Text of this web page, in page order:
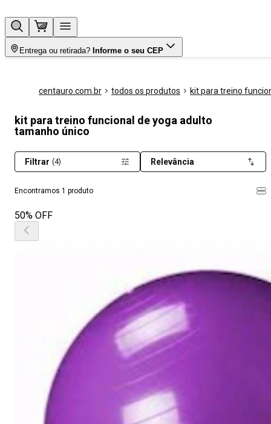
Entrega ou retirada? Informe o seu CEP
centauro.com.br todos os produtos kit para treino
kit para treino funcional de yoga adulto
tamanho único
Encontramos 1 produto
Filtrar (4) Relevância
50% OFF